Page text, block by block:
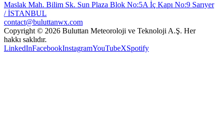
Maslak Mah. Bilim Sk. Sun Plaza Blok No:5A İç Kapı No:9 Sarıyer
/ İSTANBUL
contact@buluttanwx.com
Copyright © 2026 Buluttan Meteoroloji ve Teknoloji A.Ş. Her
hakkı saklıdır.
LinkedInFacebookInstagramYouTubeXSpotify